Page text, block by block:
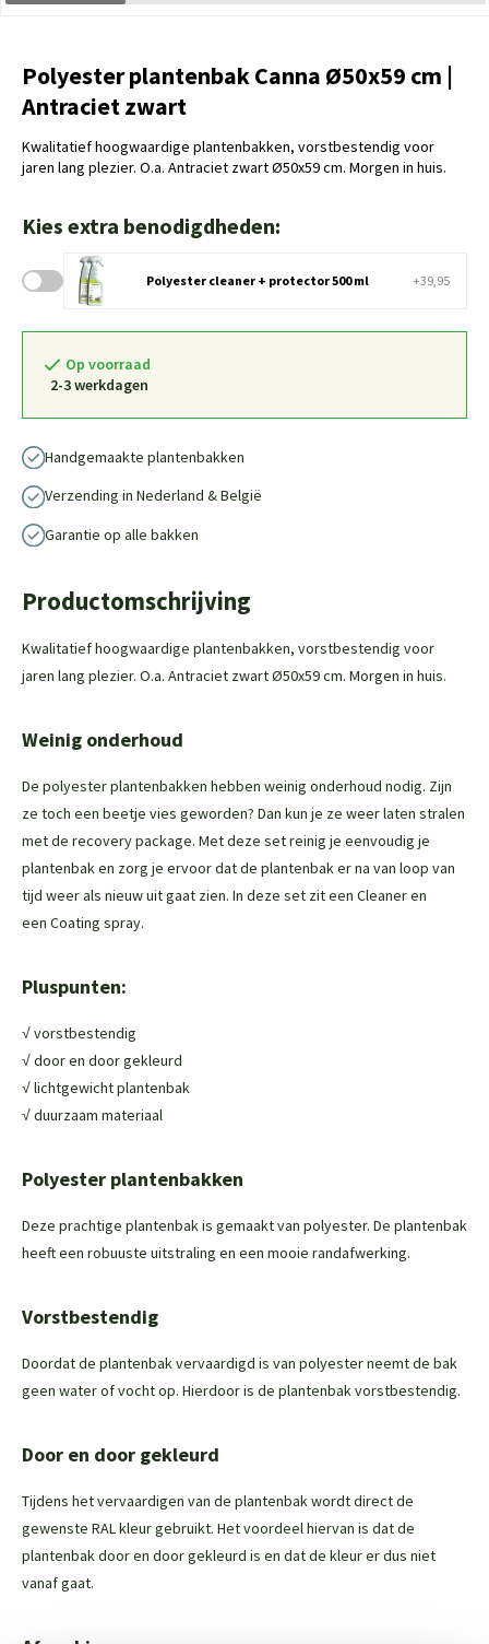
Polyester plantenbak Canna Ø50x59 cm |
Antraciet zwart
Kwalitatief hoogwaardige plantenbakken, vorstbestendig voor
jaren lang plezier. O.a. Antraciet zwart Ø50x59 cm. Morgen in huis.
Kies extra benodigdheden:
Polyester cleaner + protector 500 ml +39,95
Op voorraad
2-3 werkdagen
Handgemaakte plantenbakken
Verzending in Nederland & België
Garantie op alle bakken
Productomschrijving
Kwalitatief hoogwaardige plantenbakken, vorstbestendig voor
jaren lang plezier. O.a. Antraciet zwart Ø50x59 cm. Morgen in huis.
Weinig onderhoud
De polyester plantenbakken hebben weinig onderhoud nodig. Zijn
ze toch een beetje vies geworden? Dan kun je ze weer laten stralen
met de recovery package. Met deze set reinig je eenvoudig je
plantenbak en zorg je ervoor dat de plantenbak er na van loop van
tijd weer als nieuw uit gaat zien. In deze set zit een Cleaneren
een Coating spray.
Pluspunten:
√ vorstbestendig
√ door en door gekleurd
√ lichtgewicht plantenbak
√ duurzaam materiaal
Polyester plantenbakken
Deze prachtige plantenbak is gemaakt van polyester. De plantenbak
heeft een robuuste uitstraling en een mooie randafwerking.
Vorstbestendig
Doordat de plantenbak vervaardigd is van polyester neemt de bak
geen water of vocht op. Hierdoor is de plantenbak vorstbestendig.
Door en door gekleurd
Tijdens het vervaardigen van de plantenbak wordt direct de
gewenste RAL kleur gebruikt. Het voordeel hiervan is dat de
plantenbak door en door gekleurd is en dat de kleur er dus niet
vanaf gaat.